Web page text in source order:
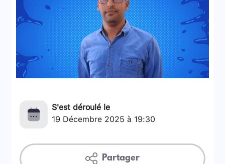
S'est déroulé le
19 Décembre 2025 à 19:30
Partager